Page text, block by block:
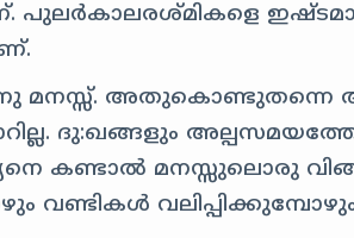
പുലര്‍കാലരശ്‍മികളെ
മനസ്സ്.
ദു:ഖങ്ങളും
കണ്ടാല്‍ മനസ്സുലൊരു
വണ്ടികള്‍